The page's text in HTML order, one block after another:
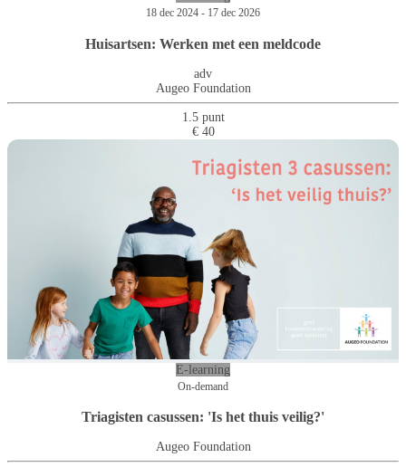
18 dec 2024 - 17 dec 2026
Huisartsen: Werken met een meldcode
adv
Augeo Foundation
1.5 punt
€ 40
E-learning
On-demand
Triagisten casussen: 'Is het thuis veilig?'
Augeo Foundation